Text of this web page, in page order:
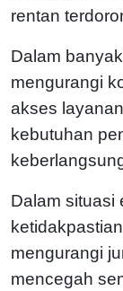
rentan
Dalam
mengurangi
akses
kebutuhan
Dalam situasi
mengurangi
mencegah